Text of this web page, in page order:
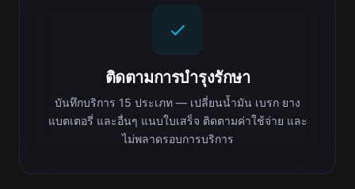
ติดตามการบำรุงรักษา
บันทึกบริการ 15 ประเภท — เปลี่ยนน้ำมัน เบรก ยาง
แบตเตอรี่ และอื่นๆ แนบใบเสร็จ ติดตามค่าใช้จ่าย และ
ไม่พลาดรอบการบริการ